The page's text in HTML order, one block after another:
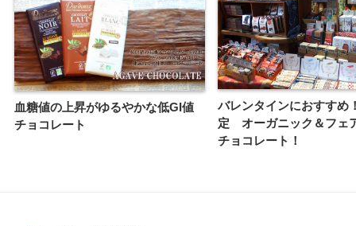
血糖値の上昇がゆるやかな低GI値
チョコレート
バレンタインにおすすめ
定 オーガニック＆フェ
チョコレート！